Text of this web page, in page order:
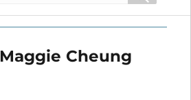
OK
Maggie Cheung